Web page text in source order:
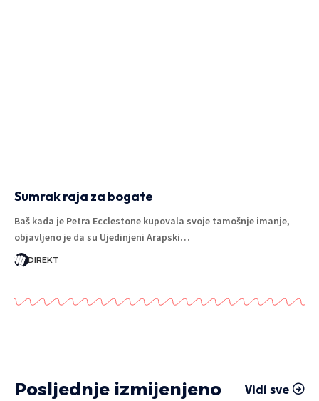
Sumrak raja za bogate
Baš kada je Petra Ecclestone kupovala svoje tamošnje imanje,
objavljeno je da su Ujedinjeni Arapski…
DIREKT
Posljednje izmijenjeno Vidi sve